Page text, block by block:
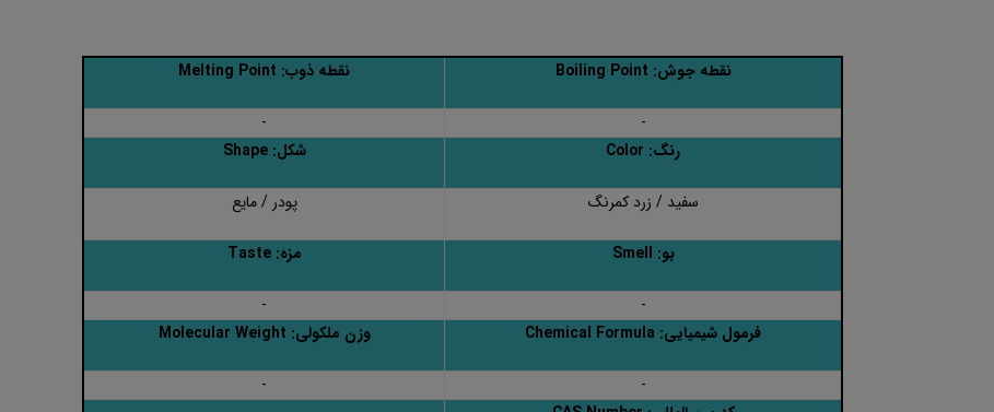
نقطه جوش: Boiling Point نقطه ذوب: Melting Point
-
-
رنگ: Color
شکل: Shape
سفید / زرد کمرنگ پودر / مایع
بو: Smell مزه: Taste
-
-
فرمول شیمیایی: Chemical Formula
وزن ملکولی: Molecular Weight
-
-